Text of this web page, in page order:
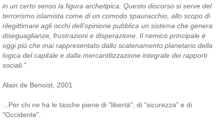
in un certo senso la figura archetipica. Questo discorso si serve del
terrorismo islamista come di un comodo spauracchio, allo scopo di
rilegittimare agli occhi dell'opinione pubblica un sistema che genera
diseguaglianze, frustrazioni e disperazione. Il nemico principale è
oggi più che mai rappresentato dallo scatenamento planetario della
logica del capitale e dalla mercantilizzazione integrale dei rapporti
sociali."
Alain de Benoist, 2001
...Per chi ne ha le tasche piene di "libertà", di "sicurezza" e di
"Occidente".